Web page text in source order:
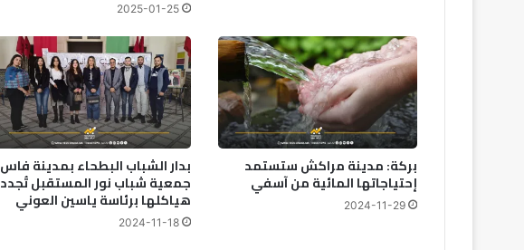
2025-01-25
بركة: مدينة مراكش ستستمد
إحتياجاتها المائية من آسفي
2024-11-29
بدار الشباب البطحاء بمدينة فاس
جمعية شباب نور المستقبل تُجدد
هياكلها برئاسة ياسين العوني
2024-11-18